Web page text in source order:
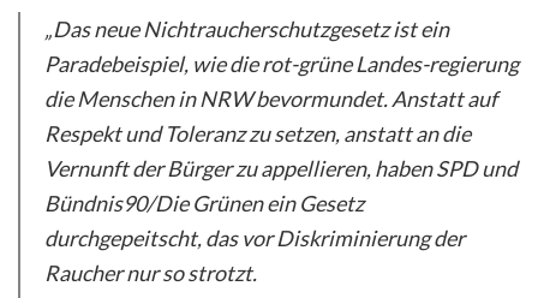
„Das neue Nichtraucherschutzgesetz ist ein
Paradebeispiel, wie die rot-grüne Landes-regierung
die Menschen in NRW bevormundet. Anstatt auf
Respekt und Toleranz zu setzen, anstatt an die
Vernunft der Bürger zu appellieren, haben SPD und
Bündnis90/Die Grünen ein Gesetz
durchgepeitscht, das vor Diskriminierung der
Raucher nur so strotzt.